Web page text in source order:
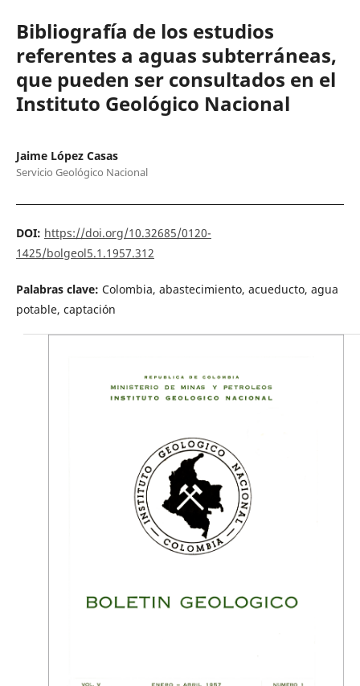
Bibliografía de los estudios
referentes a aguas subterráneas,
que pueden ser consultados en el
Instituto Geológico Nacional
Jaime López Casas
Servicio Geológico Nacional
DOI: https://doi.org/10.32685/0120-
1425/bolgeol5.1.1957.312
Palabras clave: Colombia, abastecimiento, acueducto, agua
potable, captación